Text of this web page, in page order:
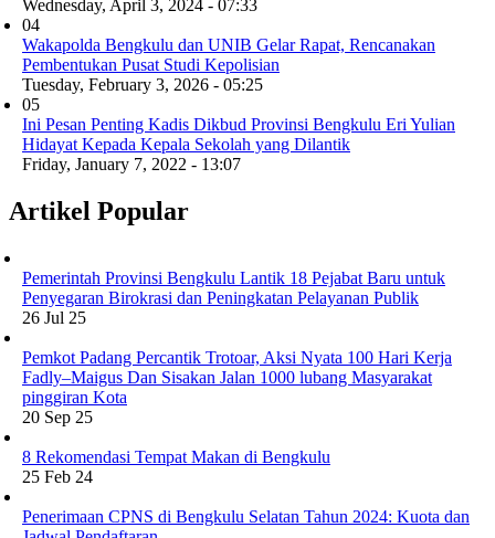
Wednesday, April 3, 2024 - 07:33
04
Wakapolda Bengkulu dan UNIB Gelar Rapat, Rencanakan
Pembentukan Pusat Studi Kepolisian
Tuesday, February 3, 2026 - 05:25
05
Ini Pesan Penting Kadis Dikbud Provinsi Bengkulu Eri Yulian
Hidayat Kepada Kepala Sekolah yang Dilantik
Friday, January 7, 2022 - 13:07
Artikel Popular
Pemerintah Provinsi Bengkulu Lantik 18 Pejabat Baru untuk
Penyegaran Birokrasi dan Peningkatan Pelayanan Publik
26 Jul 25
Pemkot Padang Percantik Trotoar, Aksi Nyata 100 Hari Kerja
Fadly–Maigus Dan Sisakan Jalan 1000 lubang Masyarakat
pinggiran Kota
20 Sep 25
8 Rekomendasi Tempat Makan di Bengkulu
25 Feb 24
Penerimaan CPNS di Bengkulu Selatan Tahun 2024: Kuota dan